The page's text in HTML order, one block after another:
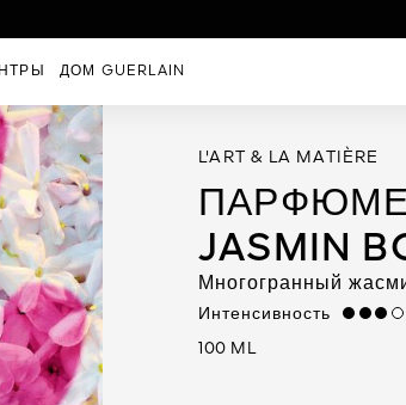
ДОМ GUERLAIN
L'ART & LA MATIÈRE
JASMIN
Многогранный
Интенсивность high
100 ML